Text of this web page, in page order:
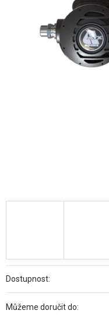
Dostupnost:
Můžeme doručit do: